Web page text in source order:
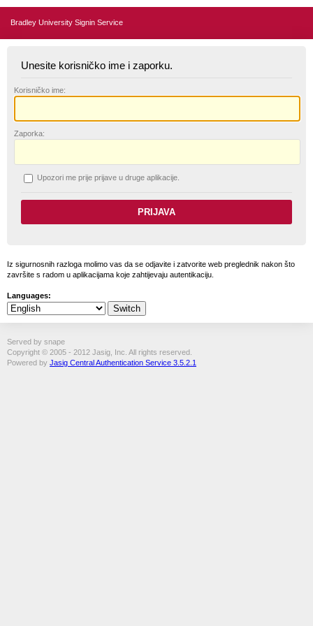
Bradley University Signin Service
Unesite korisničko ime i zaporku.
Korisničko ime:
Zaporka:
Upozori me prije prijave u druge aplikacije.
Iz sigurnosnih razloga molimo vas da se odjavite i zatvorite web preglednik nakon što
završite s radom u aplikacijama koje zahtijevaju autentikaciju.
Languages:
Served by snape
Copyright © 2005 - 2012 Jasig, Inc. All rights reserved.
Powered by Jasig Central Authentication Service 3.5.2.1